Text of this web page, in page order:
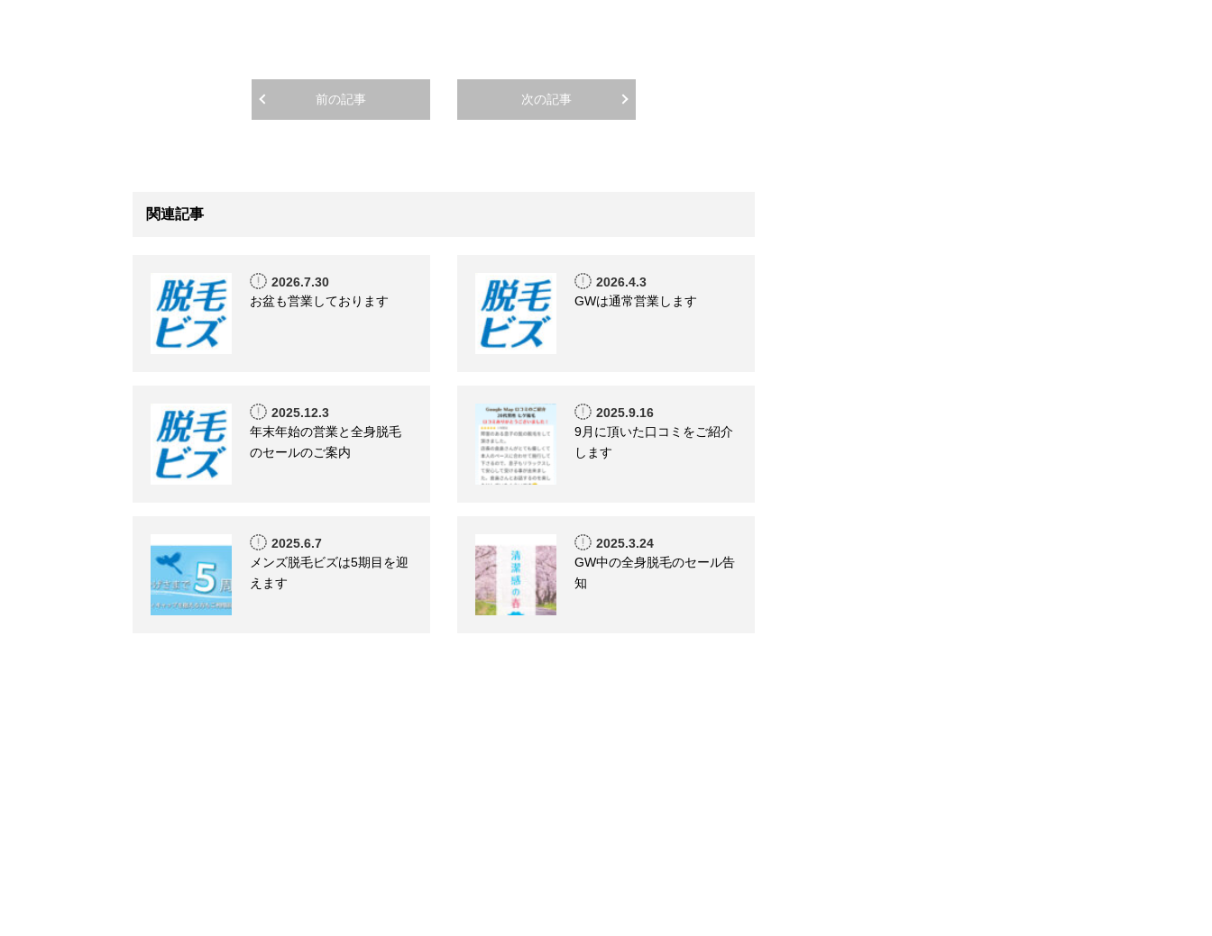
前の記事 次の記事
関連記事
2026.7.30
お盆も営業しております
2026.4.3
GWは通常営業します
2025.12.3
年末年始の営業と全身脱毛
のセールのご案内
2025.9.16
9月に頂いた口コミをご紹介
します
2025.6.7
メンズ脱毛ビズは5期目を迎
えます
2025.3.24
GW中の全身脱毛のセール告
知